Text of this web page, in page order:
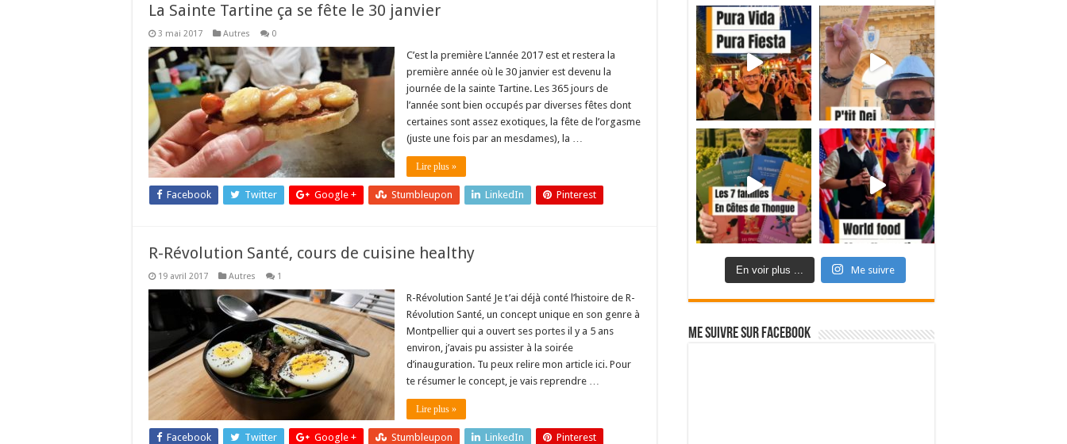
La Sainte Tartine ça se fête le 30 janvier
3 mai 2017 Autres 0
C’est la première L’année 2017 est et restera la
première année où le 30 janvier est devenu la
journée de la sainte Tartine. Les 365 jours de
l’année sont bien occupés par diverses fêtes dont
certaines sont assez exotiques, la fête de l’orgasme
(juste une fois par an mesdames), la …
Lire plus »
Facebook Twitter Google + Stumbleupon LinkedIn Pinterest
R-Révolution Santé, cours de cuisine healthy
19 avril 2017 Autres 1
R-Révolution Santé Je t’ai déjà conté l’histoire de R-
Révolution Santé, un concept unique en son genre à
Montpellier qui a ouvert ses portes il y a 5 ans
environ, j’avais pu assister à la soirée
d’inauguration. Tu peux relire mon article ici. Pour
te résumer le concept, je vais reprendre …
Lire plus »
Facebook Twitter Google + Stumbleupon LinkedIn Pinterest
En voir plus ... Me suivre
Me suivre sur Facebook